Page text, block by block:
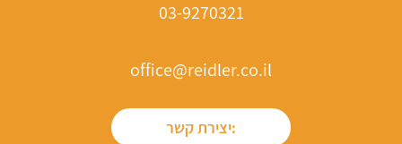
03-9270321
office@reidler.co.il
יצירת קשר: